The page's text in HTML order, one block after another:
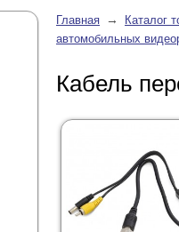
Главная →
Каталог
автомобильных
Кабель